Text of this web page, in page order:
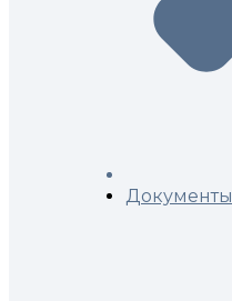
Документы